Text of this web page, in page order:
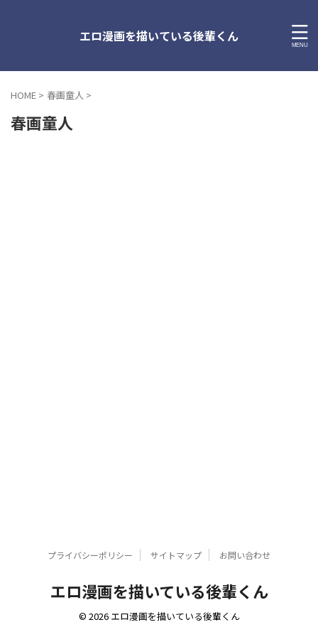
エロ漫画を描いている後輩くん
HOME > 春画童人 >
春画童人
プライバシーポリシー サイトマップ お問い合わせ
エロ漫画を描いている後輩くん
© 2026 エロ漫画を描いている後輩くん